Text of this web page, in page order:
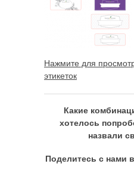
Нажмите для
этикеток
Какие
хотелось
назвали
Поделитесь с нами